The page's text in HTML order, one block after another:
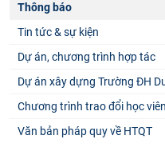
Thông báo
Tin tức & sự kiện
Dự án, chương trình hợp tác
Dự án xây dựng Trường ĐH
Chương trình trao đổi học
Văn bản pháp quy về HTQT